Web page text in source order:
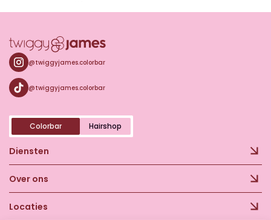
Colorbar Hairshop
@twiggyjames.colorbar
@twiggyjames.colorbar
Diensten
Over ons
Locaties